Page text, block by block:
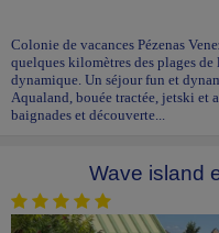
Colonie de vacances Pézenas
quelques kilomètres des plages
dynamique. Un séjour fun et
Aqualand, bouée tractée, jetski et
baignades et découverte...
Wave island